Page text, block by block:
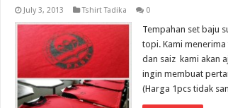
July 3, 2013 Tshirt Tadika 0
Tempahan set baju
topi. Kami
dan saiz kami akan
ingin membuat
(Harga 1pcs tidak